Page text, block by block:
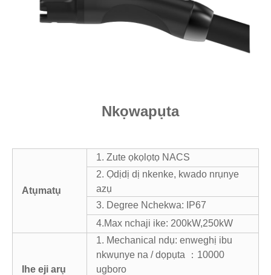
Nkọwapụta
Atụmatụ
1. Zute ọkọlọtọ NACS
2. Ọdịdị dị nkenke, kwado nrụnye
azụ
3. Degree Nchekwa: IP67
4.Max nchaji ike: 200kW,250kW
Ihe eji arụ
1. Mechanical ndụ: enweghị ibu
nkwụnye na / dọpụta ：10000
ugboro